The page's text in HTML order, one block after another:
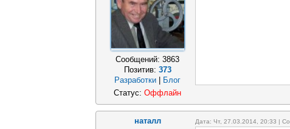
Сообщений: 3863
Позитив: 373
Разработки
Блог
Статус: Оффлайн
наталл Дата: Чт, 27.03.2014, 20:33 |